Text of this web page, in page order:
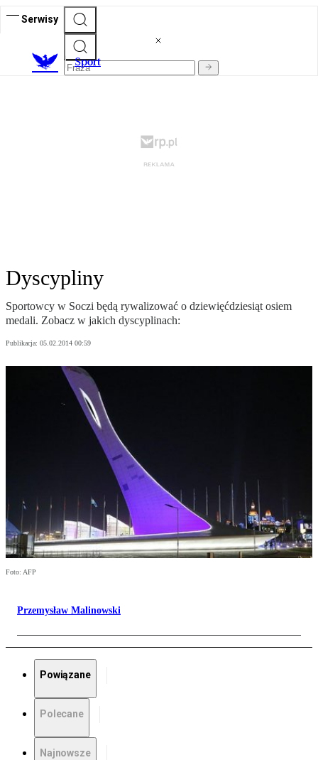
Serwisy
Sport
Dyscypliny
Sportowcy w Soczi będą rywalizować o dziewięćdziesiąt osiem
medali. Zobacz w jakich dyscyplinach:
Publikacja: 05.02.2014 00:59
Foto: AFP
Przemysław Malinowski
Powiązane
Polecane
Najnowsze